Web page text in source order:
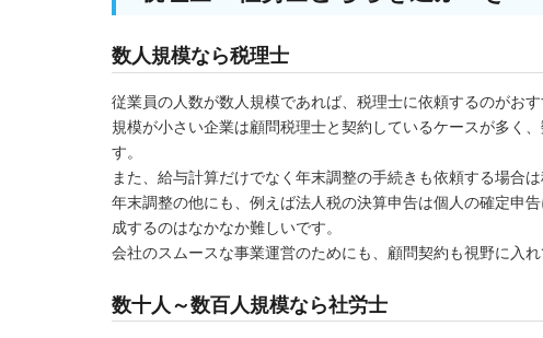
数人規模なら税理士
従業員の人数が数人規模であれば、税理士に依頼するのがおす
規模が小さい企業は顧問税理士と契約しているケースが多く
す。
また、給与計算だけでなく年末調整の手続きも依頼する場合は
年末調整の他にも、例えば法人税の決算申告は個人の確定申
成するのはなかなか難しいです。
会社のスムースな事業運営のためにも、顧問契約も視野に入
数十人～数百人規模なら社労士